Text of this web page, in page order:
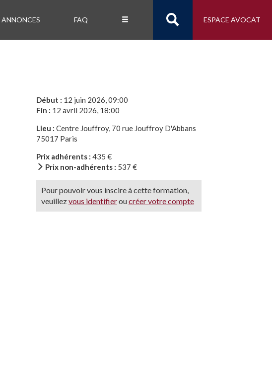
ANNONCES FAQ ESPACE AVOCAT
Début : 12 juin 2026, 09:00
Fin : 12 avril 2026, 18:00
Lieu : Centre Jouffroy, 70 rue Jouffroy D'Abbans
75017 Paris
Prix adhérents : 435 €
Prix non-adhérents : 537 €
Pour pouvoir vous inscire à cette formation,
veuillezvous identifieroucréer votre compte